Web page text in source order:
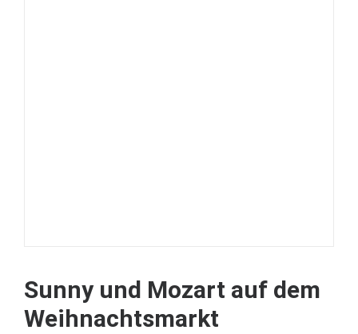
Sunny und Mozart auf dem
Weihnachtsmarkt